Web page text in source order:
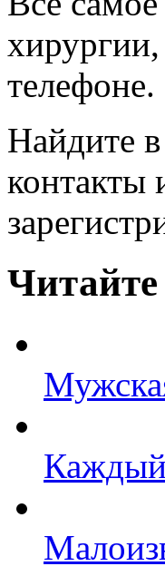
телефоне.
Найдите в
контакты
Каждый